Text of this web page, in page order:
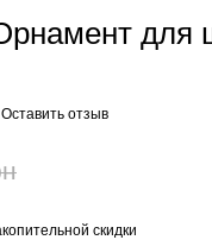
для
Оставить отзыв
скидки